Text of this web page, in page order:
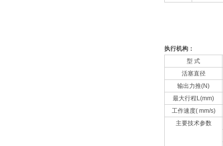
执行机构：
型 式
活塞直径
输出力推(N)
最大行程L(mm)
工作速度( mm/s)
主要技术参数